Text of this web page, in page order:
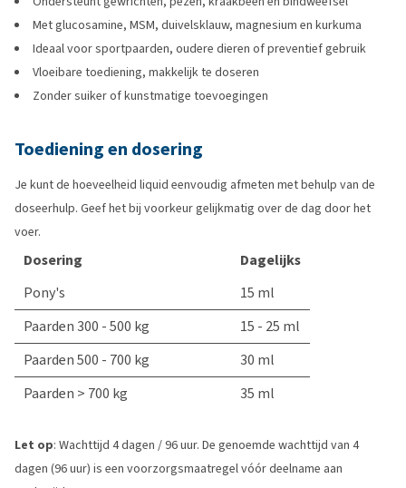
Met glucosamine, MSM, duivelsklauw, magnesium en kurkuma
Ideaal voor sportpaarden, oudere dieren of preventief gebruik
Vloeibare toediening, makkelijk te doseren
Zonder suiker of kunstmatige toevoegingen
Toediening en dosering
Je kunt de hoeveelheid liquid eenvoudig afmeten met behulp van de
doseerhulp. Geef het bij voorkeur gelijkmatig over de dag door het
voer.
Dosering
Dagelijks
Pony's
15 ml
Paarden 300 - 500 kg
15 - 25 ml
Paarden 500 - 700 kg
30 ml
Paarden > 700 kg
35 ml
Let op: Wachttijd 4 dagen / 96 uur. De genoemde wachttijd van 4
dagen (96 uur) is een voorzorgsmaatregel vóór deelname aan